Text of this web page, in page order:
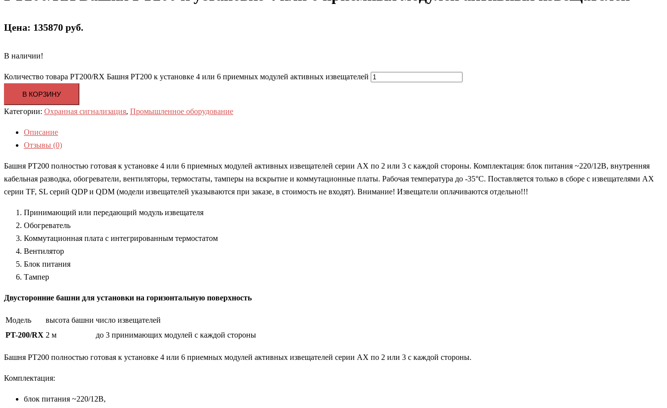
Цена: 135870 руб.
В наличии!
Количество товара PT200/RX Башня PT200 к установке 4 или 6 приемных модулей активных извещателей
В КОРЗИНУ
Категории: Охранная сигнализация, Промышленное оборудование
Описание
Отзывы (0)
Башня PT200 полностью готовая к установке 4 или 6 приемных модулей активных извещателей серии AX по 2 или 3 с каждой стороны. Комплектация: блок питания ~220/12В, внутренняя
кабельная разводка, обогреватели, вентиляторы, термостаты, тамперы на вскрытие и коммутационные платы. Рабочая температура до -35°С. Поставляется только в сборе с извещателями AX
серии TF, SL серий QDP и QDM (модели извещателей указываются при заказе, в стоимость не входят). Внимание! Извещатели оплачиваются отдельно!!!
Принимающий или передающий модуль извещателя
Обогреватель
Коммутационная плата с интегрированным термостатом
Вентилятор
Блок питания
Тампер
Двусторонние башни для установки на горизонтальную поверхность
Модель высота башни число извещателей
PT-200/RX 2 м до 3 принимающих модулей с каждой стороны
Башня PT200 полностью готовая к установке 4 или 6 приемных модулей активных извещателей серии AX по 2 или 3 с каждой стороны.
Комплектация:
блок питания ~220/12В,